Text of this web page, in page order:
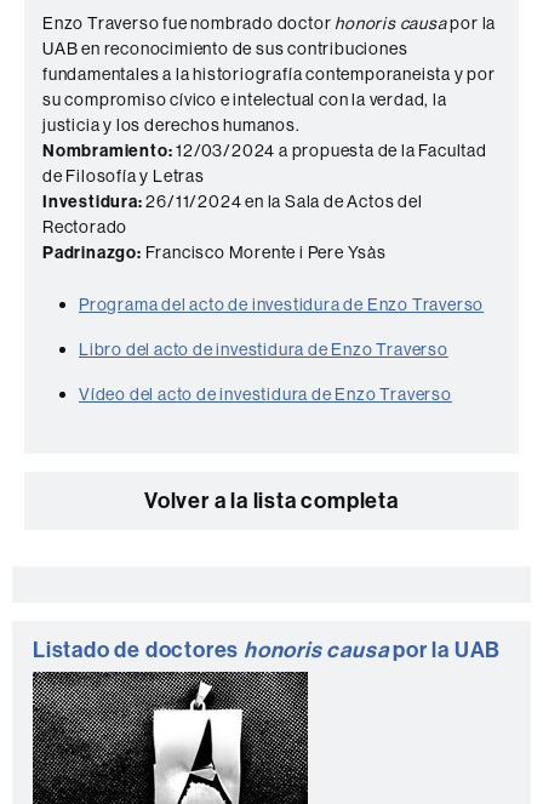
Enzo Traverso fue nombrado doctor honoris causapor la
UAB en reconocimiento de sus contribuciones
fundamentales a la historiografía contemporaneista y por
su compromiso cívico e intelectual con la verdad, la
justicia y los derechos humanos.
Nombramiento:12/03/2024 a propuesta de la Facultad
de Filosofía y Letras
Investidura:26/11/2024 en la Sala de Actos del
Rectorado
Padrinazgo: Francisco Morente i Pere Ysàs
Programa del acto de investidura de Enzo Traverso
Libro del acto de investidura de Enzo Traverso
Vídeo del acto de investidura de Enzo Traverso
Volver a la lista completa
Listado de doctores honoris causapor la UAB